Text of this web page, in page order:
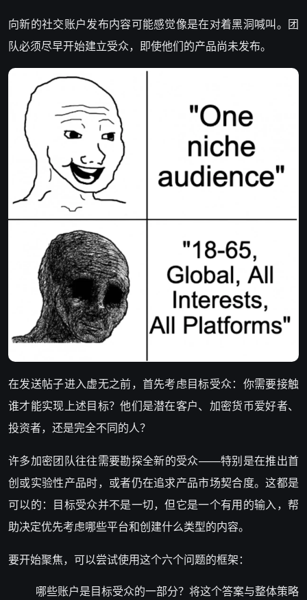
向新的社交账户发布内容可能感觉像是在对着黑洞喊叫。团
队必须尽早开始建立受众，即使他们的产品尚未发布。
在发送帖子进入虚无之前，首先考虑目标受众：你需要接触
谁才能实现上述目标？他们是潜在客户、加密货币爱好者、
投资者，还是完全不同的人？
许多加密团队往往需要勘探全新的受众——特别是在推出首
创或实验性产品时，或者仍在追求产品市场契合度。这都是
可以的：目标受众并不是一切，但它是一个有用的输入，帮
助决定优先考虑哪些平台和创建什么类型的内容。
要开始聚焦，可以尝试使用这个六个问题的框架：
哪些账户是目标受众的一部分？将这个答案与整体策略